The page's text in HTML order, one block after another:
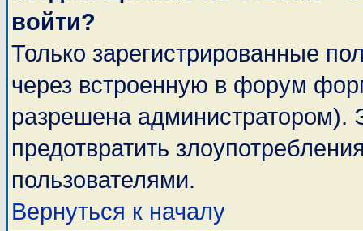
войти?
Только зарегистрированные
через встроенную в форум
разрешена администратором).
предотвратить
пользователями.
Вернуться к началу